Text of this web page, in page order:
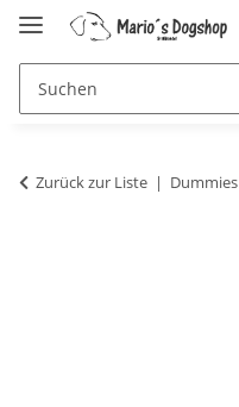
Zurück zur Liste Dummies